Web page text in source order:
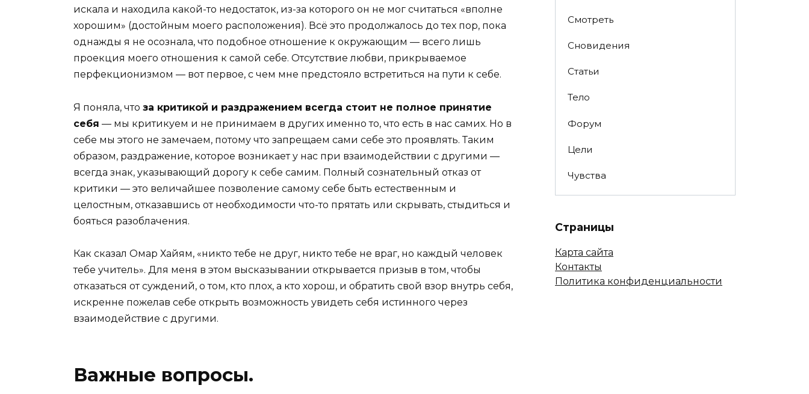
искала и находила какой-то недостаток, из-за которого он не мог считаться «вполне
хорошим» (достойным моего расположения). Всё это продолжалось до тех пор, пока
однажды я не осознала, что подобное отношение к окружающим — всего лишь
проекция моего отношения к самой себе. Отсутствие любви, прикрываемое
перфекционизмом — вот первое, с чем мне предстояло встретиться на пути к себе.
Я поняла, что за критикой и раздражением всегда стоит не полное принятие
себя — мы критикуем и не принимаем в других именно то, что есть в нас самих. Но в
себе мы этого не замечаем, потому что запрещаем сами себе это проявлять. Таким
образом, раздражение, которое возникает у нас при взаимодействии с другими —
всегда знак, указывающий дорогу к себе самим. Полный сознательный отказ от
критики — это величайшее позволение самому себе быть естественным и
целостным, отказавшись от необходимости что-то прятать или скрывать, стыдиться и
бояться разоблачения.
Как сказал Омар Хайям, «никто тебе не друг, никто тебе не враг, но каждый человек
тебе учитель». Для меня в этом высказывании открывается призыв в том, чтобы
отказаться от суждений, о том, кто плох, а кто хорош, и обратить свой взор внутрь себя,
искренне пожелав себе открыть возможность увидеть себя истинного через
взаимодействие с другими.
Важные вопросы.
Смотреть
Сновидения
Статьи
Тело
Форум
Цели
Чувства
Страницы
Карта сайта
Контакты
Политика конфиденциальности